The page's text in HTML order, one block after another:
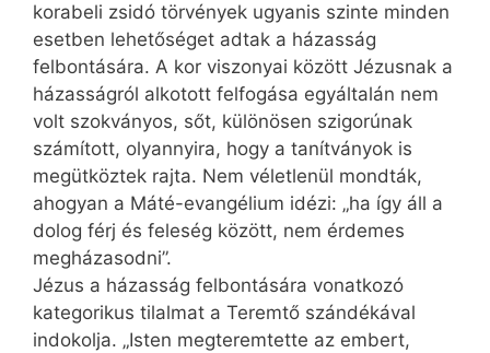
korabeli zsidó törvények ugyanis szinte minden
esetben lehetőséget adtak a házasság
felbontására. A kor viszonyai között Jézusnak a
házasságról alkotott felfogása egyáltalán nem
volt szokványos, sőt, különösen szigorúnak
számított, olyannyira, hogy a tanítványok is
megütköztek rajta. Nem véletlenül mondták,
ahogyan a Máté-evangélium idézi: „ha így áll a
dolog férj és feleség között, nem érdemes
megházasodni”.
Jézus a házasság felbontására vonatkozó
kategorikus tilalmat a Teremtő szándékával
indokolja. „Isten megteremtette az embert,